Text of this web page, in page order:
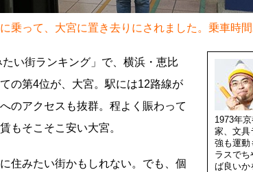
乗って、大宮に置き去りにされました。乗車時
い街ランキング」で、横浜・恵比
の第4位が、大宮。駅には12路線が
のアクセスも抜群。程よく賑わって
もそこそこ安い大宮。
住みたい街かもしれない。でも、個
1973年
家、文具
強も運動
ラスで
ば良いか